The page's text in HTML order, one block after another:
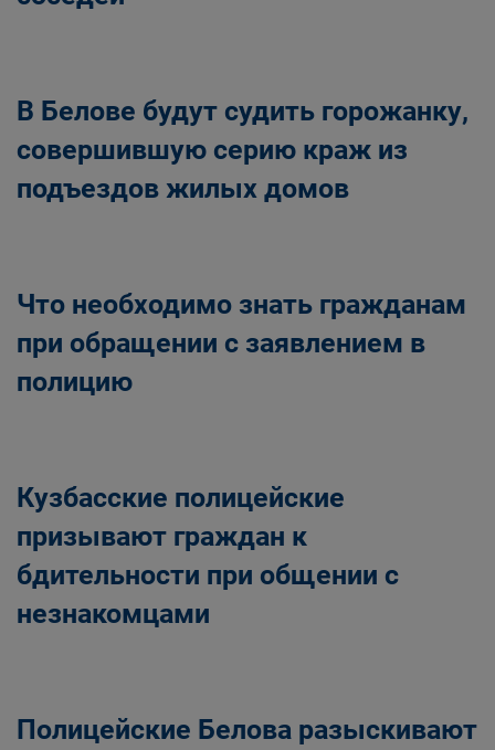
В Белове будут судить горожанку,
совершившую серию краж из
подъездов жилых домов
Что необходимо знать гражданам
при обращении с заявлением в
полицию
Кузбасские полицейские
призывают граждан к
бдительности при общении с
незнакомцами
Полицейские Белова разыскивают